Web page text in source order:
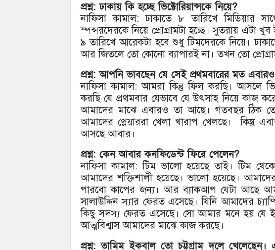
প্রশ্ন: ঢাকায় কি হচ্ছে ভিক্টোরিয়ান্সকে নিয়ে?
নাফিসা কামাল: ঢাকাতে ৮ তারিখে মিডিয়ার
স্পন্সরদেরকে নিয়ে প্রোগ্রামটা হচ্ছে। সুতরায় এটা
৯ তারিখে আরেকটা হবে শুধু টিমদেরকে নিয়ে।
আর জিতলে তো কোনো ব্যাপারই না। তখন তো
প্রশ্ন: আপনি ভাবছেন যে সেই প্রথমবারের মত
নাফিসা কামাল: আমরা কিন্তু ফিল করছি। আসলে
করছি যে প্রথমবার যেভাবে যে উৎসাহ নিয়ে কাজ
আমাদের মাঝে এবারও তা আছে। গতবছর ঠিক
আমাদের প্লেয়াররা খেলা খারাপ খেলছে। কিন্তু
আসছে আবার।
প্রশ্ন: কেন আবার কনফিডেন্ট ফিরে পেলেন?
নাফিসা কামাল: টিম ভালো হয়েছে তাই। টিম
আমাদের শক্তিশালী হয়েছে। ভালো হয়েছে।
পারবো কাপের জন্য। আর ব্যাকআপ যেটা আছে
সালাউদ্দিন স্যার ফেরত এসেছে। যিনি আমাদের
কিছু সদস্য ফেরত এসেছে। সো আমার মনে হয় যে
আত্মবিশ্বাস আমাদের মাঝে কাজ করছে।
প্রশ্ন: তামিম ইকবাল তো চট্টগ্রাম দলে